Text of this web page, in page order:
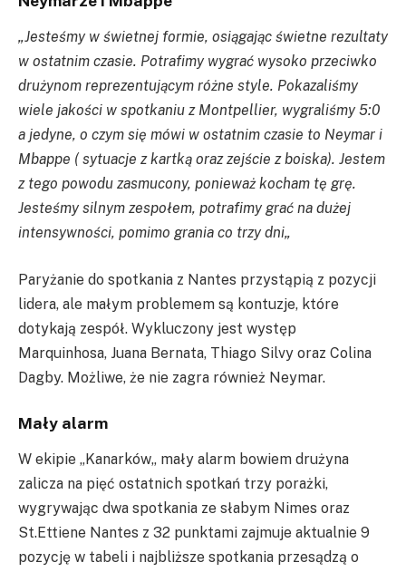
„Jesteśmy w świetnej formie, osiągając świetne rezultaty
w ostatnim czasie. Potrafimy wygrać wysoko przeciwko
drużynom reprezentującym różne style. Pokazaliśmy
wiele jakości w spotkaniu z Montpellier, wygraliśmy 5:0
a jedyne, o czym się mówi w ostatnim czasie to Neymar i
Mbappe (sytuacje z kartką oraz zejście z boiska). Jestem
z tego powodu zasmucony, ponieważ kocham tę grę.
Jesteśmy silnym zespołem, potrafimy grać na dużej
intensywności, pomimo grania co trzy dni„
Paryżanie do spotkania z Nantes przystąpią z pozycji
lidera, ale małym problemem są kontuzje, które
dotykają zespół. Wykluczony jest występ
Marquinhosa, Juana Bernata, Thiago Silvy oraz Colina
Dagby. Możliwe, że nie zagra również Neymar.
Mały alarm
W ekipie „Kanarków„ mały alarm bowiem drużyna
zalicza na pięć ostatnich spotkań trzy porażki,
wygrywając dwa spotkania ze słabym Nimes oraz
St.Ettiene Nantes z 32 punktami zajmuje aktualnie 9
pozycję w tabeli i najbliższe spotkania przesądzą o